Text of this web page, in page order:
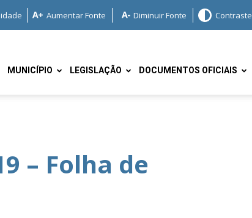
Aumentar Fonte Diminuir Fonte Contraste
MUNICÍPIO LEGISLAÇÃO DOCUMENTOS OFICIAIS
– Folha de